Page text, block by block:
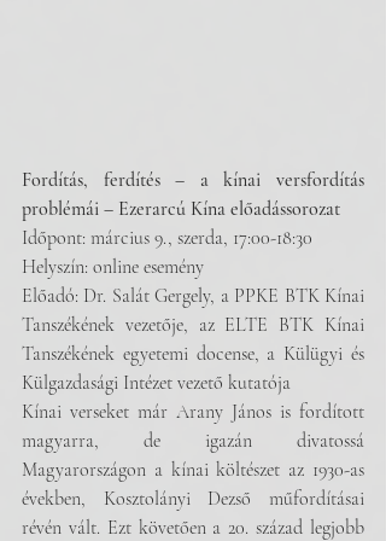
Fordítás, ferdítés – a kínai versfordítás
problémái – Ezerarcú Kína előadássorozat
Időpont: március 9., szerda, 17:00-18:30
Helyszín: online esemény
Előadó: Dr. Salát Gergely, a PPKE BTK Kínai
Tanszékének vezetője, az ELTE BTK Kínai
Tanszékének egyetemi docense, a Külügyi és
Külgazdasági Intézet vezető kutatója
Kínai verseket már Arany János is fordított
magyarra, de igazán divatossá
Magyarországon a kínai költészet az 1930-as
években, Kosztolányi Dezső műfordításai
révén vált. Ezt követően a 20. század legjobb